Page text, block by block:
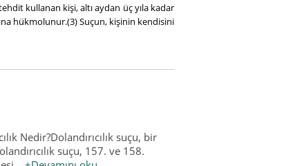
kullanan kişi, altı aydan üç yıla kadar
hükmolunur.(3) Suçun, kişinin kendisini
Nedir?Dolandırıcılık suçu, bir
suçu, 157. ve 158.